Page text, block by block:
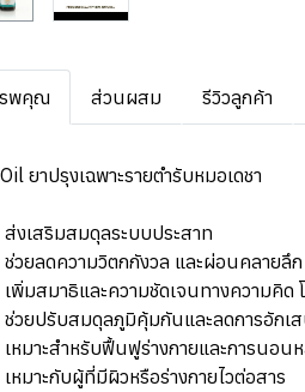
พคุณ ส่วนผสม รีวิวลูกค้า
ยาปรุงเฉพาะรายตำรับหมอเดชา
ส่งเสริมสมดุลระบบประสาท
ช่วยลดความวิตกกังวล และผ่อนคลายลึก
เพิ่มสมาธิและความชัดเจนทางความคิด
ช่วยปรับสมดุลภูมิคุ้มกันและลดการอักเ
เหมาะสำหรับฟื้นฟูร่างกายและการนอน
เหมาะกับผู้ที่มีผิวหรือร่างกายไวต่อสาร